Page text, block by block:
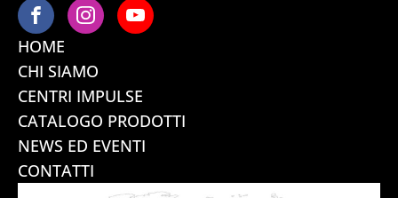
HOME
CHI SIAMO
CENTRI IMPULSE
CATALOGO PRODOTTI
NEWS ED EVENTI
CONTATTI